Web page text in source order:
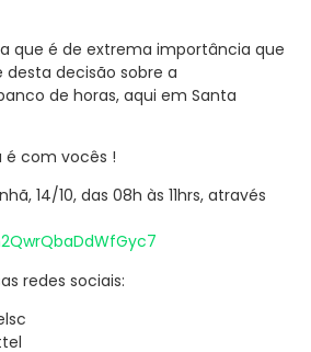
que é de extrema importância que
decisão sobre a
de horas, aqui em Santa
é com vocês !
14/10, das 08h às 11hrs, através
redes sociais: